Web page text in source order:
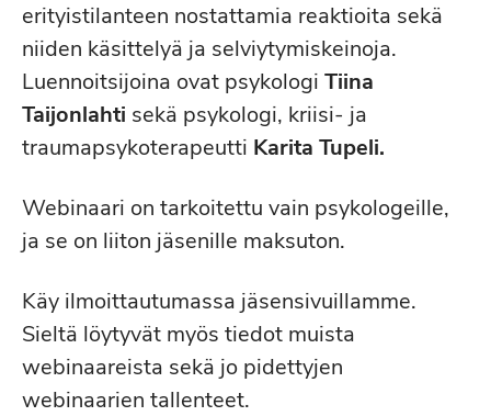
erityistilanteen nostattamia reaktioita sekä
niiden käsittelyä ja selviytymiskeinoja.
Luennoitsijoina ovat psykologi Tiina
Taijonlahti sekä psykologi, kriisi- ja
traumapsykoterapeutti Karita Tupeli.
Webinaari on tarkoitettu vain psykologeille,
ja se on liiton jäsenille maksuton.
Käy ilmoittautumassa jäsensivuillamme.
Sieltä löytyvät myös tiedot muista
webinaareista sekä jo pidettyjen
webinaarien tallenteet.